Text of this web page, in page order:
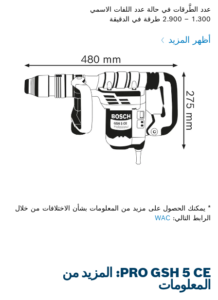
عدد الطَّرقات في حالة عدد اللفات الاسمي
1.300 – 2.900 طرقة في الدقيقة
أظهر المزيد
* يمكنك الحصول على مزيد من المعلومات بشأن الاختلافات من خلال
الرابط التالي: WAC
PRO GSH 5 CE: المزيد من
المعلومات